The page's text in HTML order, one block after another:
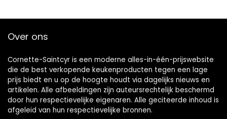
Over ons
Cornette-Saintcyr is een moderne alles-in-één-prijswebsite
die de best verkopende keukenproducten tegen een lage
prijs biedt en u op de hoogte houdt via dagelijks nieuws en
artikelen. Alle afbeeldingen zijn auteursrechtelijk beschermd
door hun respectievelijke eigenaren. Alle geciteerde inhoud is
afgeleid van hun respectievelijke bronnen.